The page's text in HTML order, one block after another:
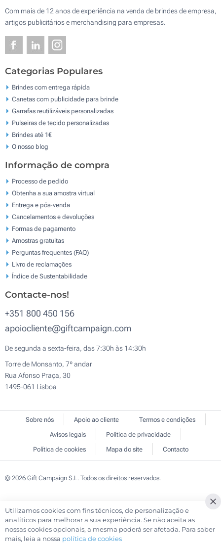
Com mais de 12 anos de experiência na venda de brindes de empresa,
artigos publicitários e merchandising para empresas.
Categorias Populares
Brindes com entrega rápida
Canetas com publicidade para brinde
Garrafas reutilizáveis personalizadas
Pulseiras de tecido personalizadas
Brindes até 1€
O nosso blog
Informação de compra
Processo de pedido
Obtenha a sua amostra virtual
Entrega e pós-venda
Cancelamentos e devoluções
Formas de pagamento
Amostras gratuitas
Perguntas frequentes (FAQ)
Livro de reclamaçōes
Índice de Sustentabilidade
Contacte-nos!
+351 800 450 156
apoiocliente@giftcampaign.com
De segunda a sexta-feira, das 7:30h às 14:30h
Torre de Monsanto, 7º andar
Rua Afonso Praça, 30
1495-061 Lisboa
Sobre nós Apoio ao cliente
Termos e condições
Avisos legais
Política de privacidade
Política de cookies
Mapa do site Contacto
© 2026 Gift Campaign S.L. Todos os direitos reservados.
Utilizamos cookies com fins técnicos, de personalização e
analíticos para melhorar a sua experiência. Se não aceita as
nossas cookies opcionais, a mesma poderá ser afetada. Para saber
mais, leia a nossa política de cookies